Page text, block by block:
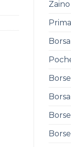
Zaino